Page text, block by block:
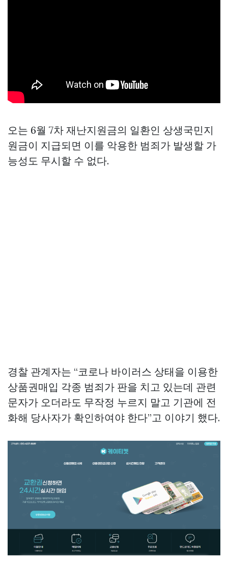
오는 6월 7차 재난지원금의 일환인 상생국민지
원금이 지급되면 이를 악용한 범죄가 발생할 가
능성도 무시할 수 없다.
경찰 관계자는 “코로나 바이러스 상태을 이용한
상품권매입 각종 범죄가 판을 치고 있는데 관련
문자가 오더라도 무작정 누르지 말고 기관에 전
화해 당사자가 확인하여야 한다”고 이야기 했다.